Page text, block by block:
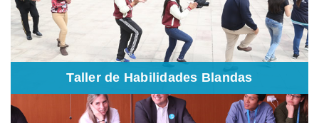
Taller de Habilidades Blandas
Buscamos fortalecer algunas habilidades blandas de los
participantes a partir del autoconocimiento y un aprendizaje
transformacional, son guiados por coaches ontológicos.